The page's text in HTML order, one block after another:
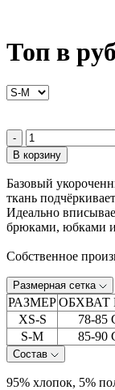
Топ в
-
В корзину
Базовый
ткань
Идеально
брюками, юбками
Собственное
Размерная сетка
РАЗМЕРОБХВАТ
XS-S
78-85
S-M
85-90
Состав
95% хлопок, 5%